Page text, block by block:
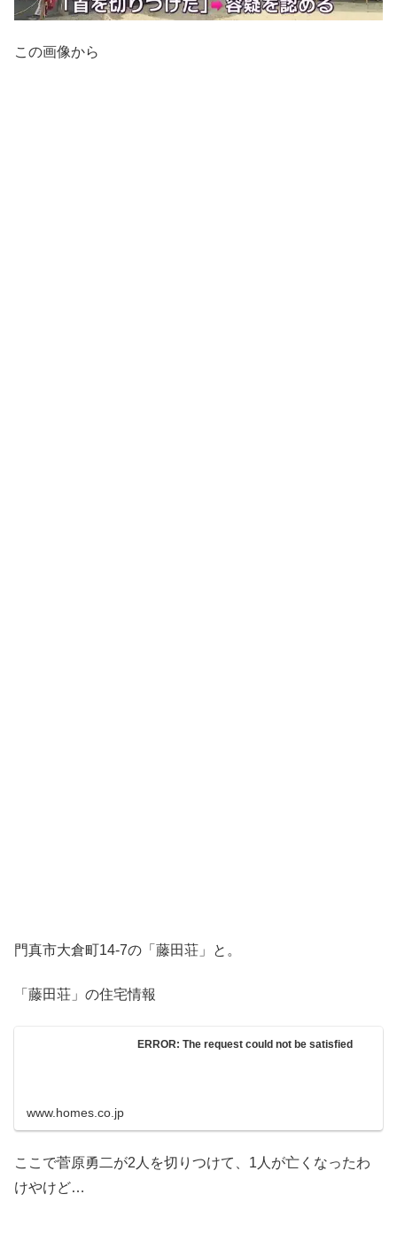
この画像から
門真市大倉町14-7の「藤田荘」と。
「藤田荘」の住宅情報
ERROR: The request could not be satisfied
www.homes.co.jp
ここで菅原勇二が2人を切りつけて、1人が亡くなったわ
けやけど…